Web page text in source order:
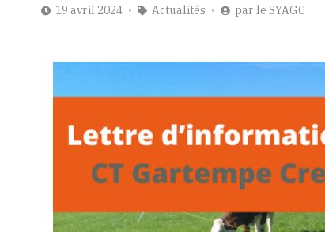
19 avril 2024 Actualités par le SYAGC